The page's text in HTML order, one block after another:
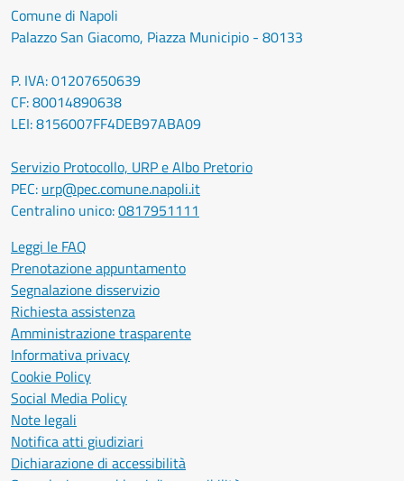
Comune di Napoli
Palazzo San Giacomo, Piazza Municipio - 80133
P. IVA: 01207650639
CF: 80014890638
LEI: 8156007FF4DEB97ABA09
Servizio Protocollo, URP e Albo Pretorio
PEC: urp@pec.comune.napoli.it
Centralino unico:0817951111
Leggi le FAQ
Prenotazione appuntamento
Segnalazione disservizio
Richiesta assistenza
Amministrazione trasparente
Informativa privacy
Cookie Policy
Social Media Policy
Note legali
Notifica atti giudiziari
Dichiarazione di accessibilità